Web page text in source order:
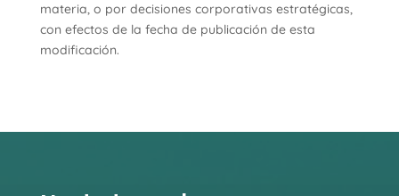
materia, o por decisiones corporativas estratégicas,
con efectos de la fecha de publicación de esta
modificación.